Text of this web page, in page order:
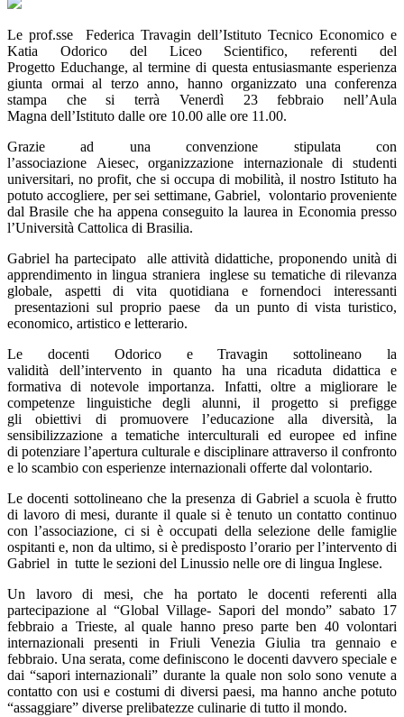
Le prof.sse Federica Travagin dell’Istituto Tecnico Economico e
Katia Odorico del Liceo Scientifico, referenti del
Progetto Educhange, al termine di questa entusiasmante esperienza
giunta ormai al terzo anno, hanno organizzato una conferenza
stampa che si terrà Venerdì 23 febbraio nell’Aula
Magna dell’Istituto dalle ore 10.00 alle ore 11.00.
Grazie ad una convenzione stipulata con
l’associazione Aiesec,organizzazione internazionale di studenti
universitari, no profit, che si occupa di mobilità, il nostro Istituto ha
potuto accogliere, per sei settimane, Gabriel, volontario proveniente
dal Brasile che ha appena conseguito la laurea in Economia presso
l’Università Cattolica di Brasilia.
Gabriel ha partecipato alle attività didattiche, proponendo unità di
apprendimento in lingua straniera inglese su tematiche di rilevanza
globale, aspetti di vita quotidiana e fornendoci interessanti
presentazioni sul proprio paese da un punto di vista turistico,
economico, artistico e letterario.
Le docenti
OdoricoeTravagin
sottolineano la
validità dell’intervento in quanto ha
una ricaduta didattica e
formativa di notevole importanza. Infatti, oltre a migliorare le
competenze linguistiche degli alunni, il progettosi prefigge
gli obiettivi di promuovere l’educazione alla diversità, la
sensibilizzazione a tematiche interculturali ed europee ed infine
di potenziare l’apertura culturale e disciplinare attraverso il confronto
e lo scambio con esperienze internazionali offerte dal volontario.
Le docenti sottolineano che la presenza di Gabriel a scuola è frutto
di lavoro di mesi, durante il quale si è tenuto un contatto continuo
con l’associazione, ci si è occupati della selezione dellefamiglie
ospitanti e, non da ultimo, si è predispostol’orario per l’intervento di
Gabriel in tutte le sezioni del Linussio nelle ore di lingua Inglese.
Un lavoro di mesi, che ha portato le docenti referenti alla
partecipazione al “Global Village-Sapori del mondo” sabato 17
febbraio a Trieste, al quale hanno preso parte ben 40 volontari
internazionali presenti in Friuli Venezia Giulia tra gennaio e
febbraio. Una serata, come definiscono le docenti davvero speciale e
dai “sapori internazionali” durante la quale non solo sono venute a
contatto con usi e costumi di diversi paesi, ma hanno anche potuto
“assaggiare” diverse prelibatezze culinarie di tutto il mondo.